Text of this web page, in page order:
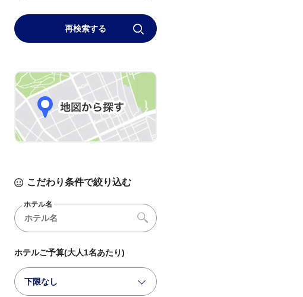
再検索する
こだわり条件で絞り込む
ホテル名
ホテルご予算(大人1名あたり)
下限なし